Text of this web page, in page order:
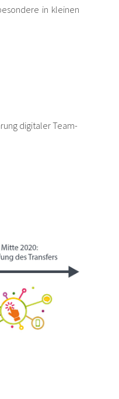
in kleinen
digitaler Team-